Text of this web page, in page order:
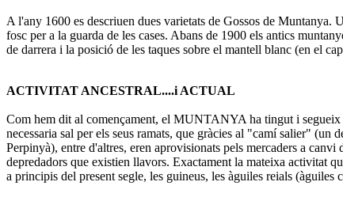
A l'any 1600 es descriuen dues varietats de Gossos de
fosc per a la guarda de les cases. Abans de 1900 els antics
de darrera i la posició de les taques sobre el mantell blanc (en el
ACTIVITAT ANCESTRAL....i ACTUAL
Com hem dit al començament, el MUNTANYA ha tingut i segueix
necessaria sal per els seus ramats, que gràcies al "camí salier"
Perpinyà), entre d'altres, eren aprovisionats pels mercaders a
depredadors que existien llavors. Exactament la mateixa activitat
a principis del present segle, les guineus, les àguiles reials